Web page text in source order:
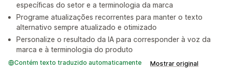
específicas do setor e a terminologia da marca
Programe atualizações recorrentes para manter o texto
alternativo sempre atualizado e otimizado
Personalize o resultado da IA para corresponder à voz da
marca e à terminologia do produto
Contém texto traduzido automaticamente Mostrar original